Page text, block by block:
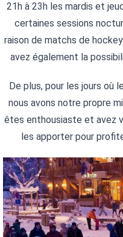
21h à 23h les mardis et
certaines sessions
raison de matchs de
avez également la
De plus, pour les jours où
nous avons notre propre
êtes enthousiaste et avez
les apporter pour